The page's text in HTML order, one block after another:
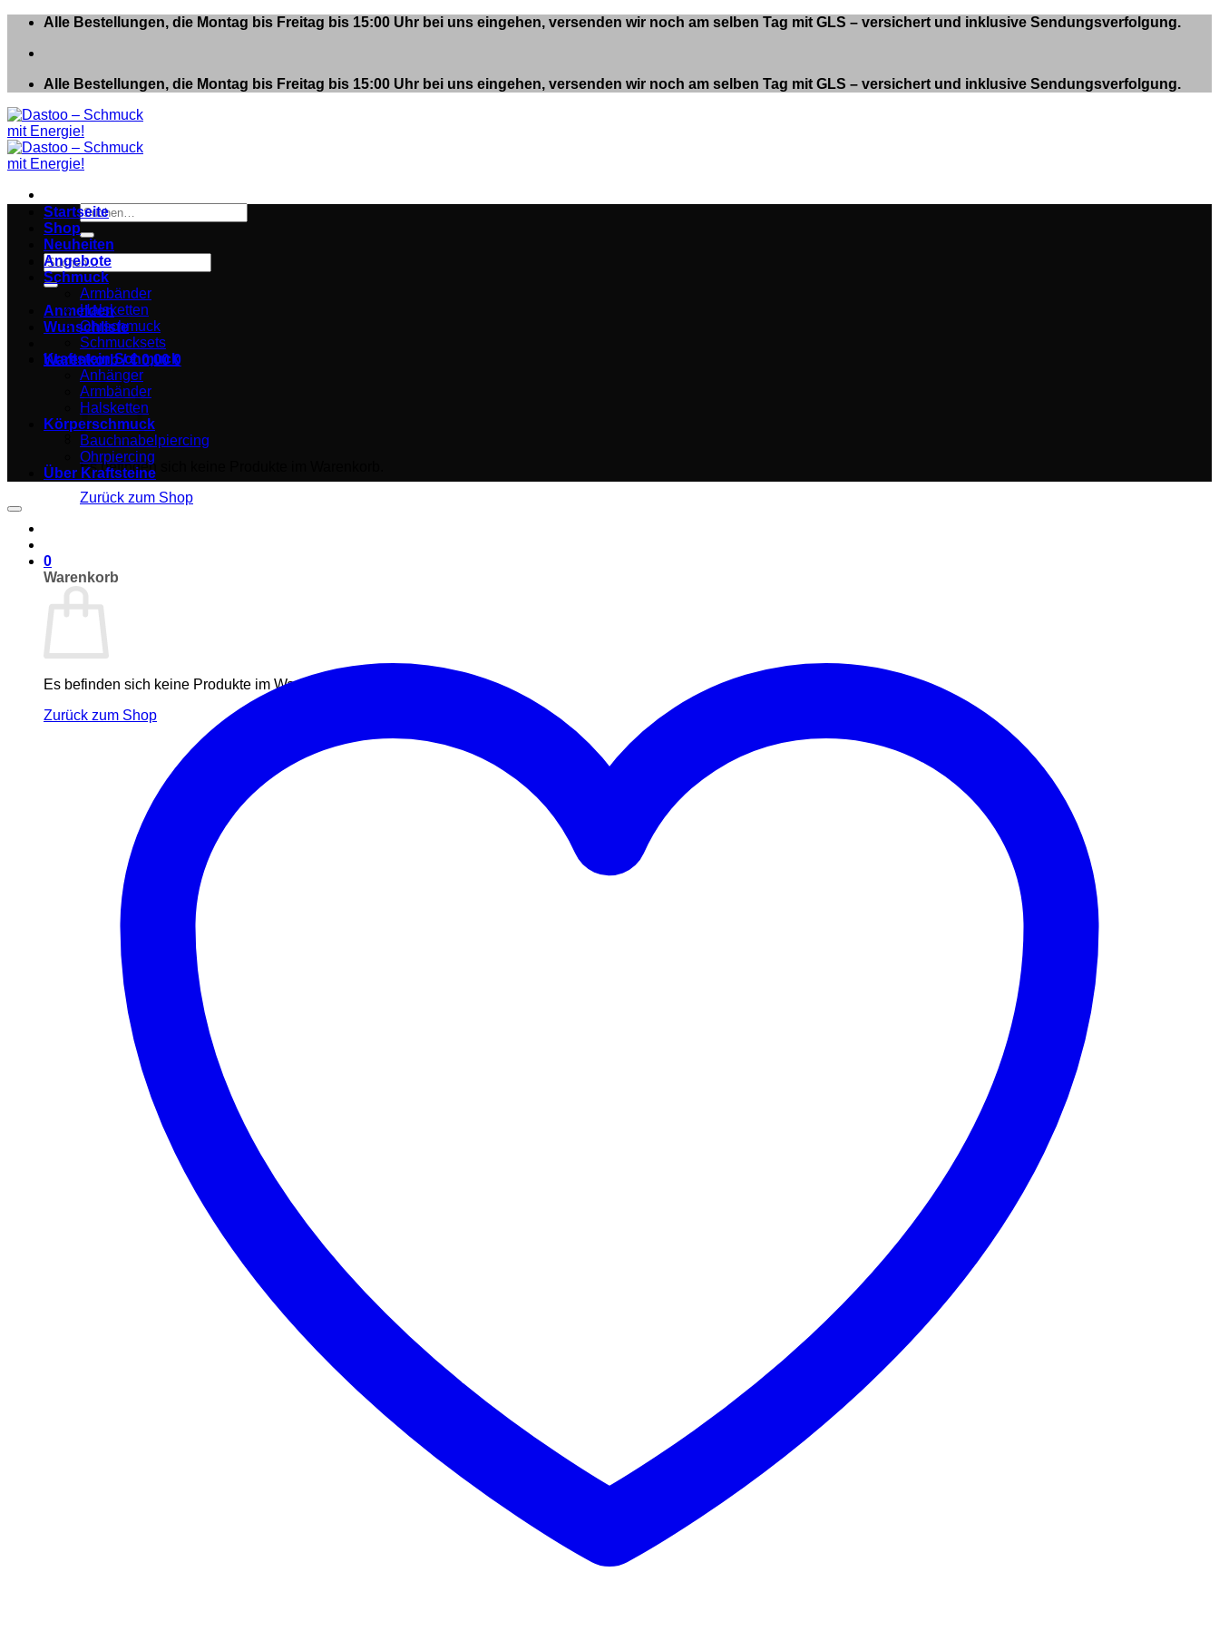
Zum
springen
Alle Bestellungen, die Montag bis Freitag bis 15:00 Uhr bei uns eingehen, versenden wir noch am selben Tag mit GLS – versichert und inklusive Sendungsverfolgung.
Alle Bestellungen, die Montag bis Freitag bis 15:00 Uhr bei uns eingehen, versenden wir noch am selben Tag mit GLS – versichert und inklusive Sendungsverfolgung.
Suchen
nach:
Suchen
nach:
Anmelden
Wunschliste
Warenkorb /€0,00 0
Es befinden sich keine Produkte im Warenkorb.
Zurück zum Shop
0
Warenkorb
Es befinden sich keine Produkte im Warenkorb.
Zurück zum Shop
Startseite
Shop
Neuheiten
Angebote
Schmuck
Armbänder
Halsketten
Ohrschmuck
Schmucksets
Kraftstein Schmuck
Anhänger
Armbänder
Halsketten
Körperschmuck
Bauchnabelpiercing
Ohrpiercing
Über Kraftsteine